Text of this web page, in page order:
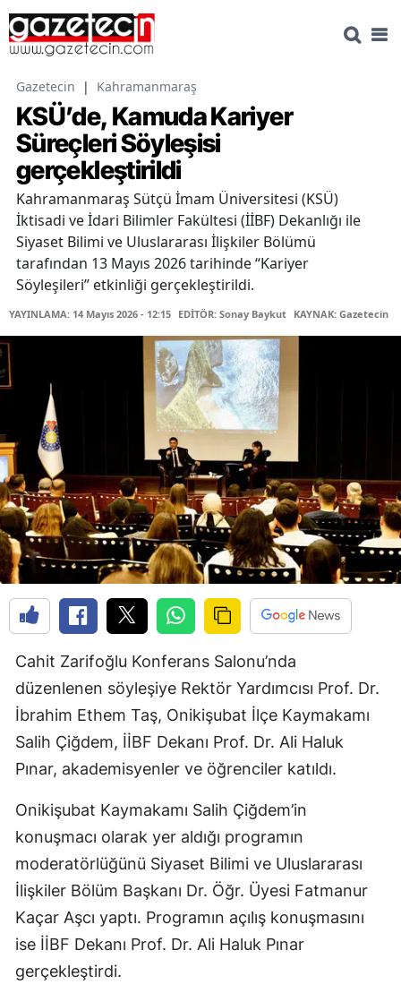
Gazetecin | Kahramanmaraş
KSÜ’de, Kamuda Kariyer
Süreçleri Söyleşisi
gerçekleştirildi
Kahramanmaraş Sütçü İmam Üniversitesi (KSÜ)
İktisadi ve İdari Bilimler Fakültesi (İİBF) Dekanlığı ile
Siyaset Bilimi ve Uluslararası İlişkiler Bölümü
tarafından 13 Mayıs 2026 tarihinde “Kariyer
Söyleşileri” etkinliği gerçekleştirildi.
YAYINLAMA: 14 Mayıs 2026 - 12:15 EDİTÖR: Sonay Baykut KAYNAK: Gazetecin
Cahit Zarifoğlu Konferans Salonu’nda
düzenlenen söyleşiye Rektör Yardımcısı Prof. Dr.
İbrahim Ethem Taş, Onikişubat İlçe Kaymakamı
Salih Çiğdem, İİBF Dekanı Prof. Dr. Ali Haluk
Pınar, akademisyenler ve öğrenciler katıldı.
Onikişubat Kaymakamı Salih Çiğdem’in
konuşmacı olarak yer aldığı programın
moderatörlüğünü Siyaset Bilimi ve Uluslararası
İlişkiler Bölüm Başkanı Dr. Öğr. Üyesi Fatmanur
Kaçar Aşcı yaptı. Programın açılış konuşmasını
ise İİBF Dekanı Prof. Dr. Ali Haluk Pınar
gerçekleştirdi.